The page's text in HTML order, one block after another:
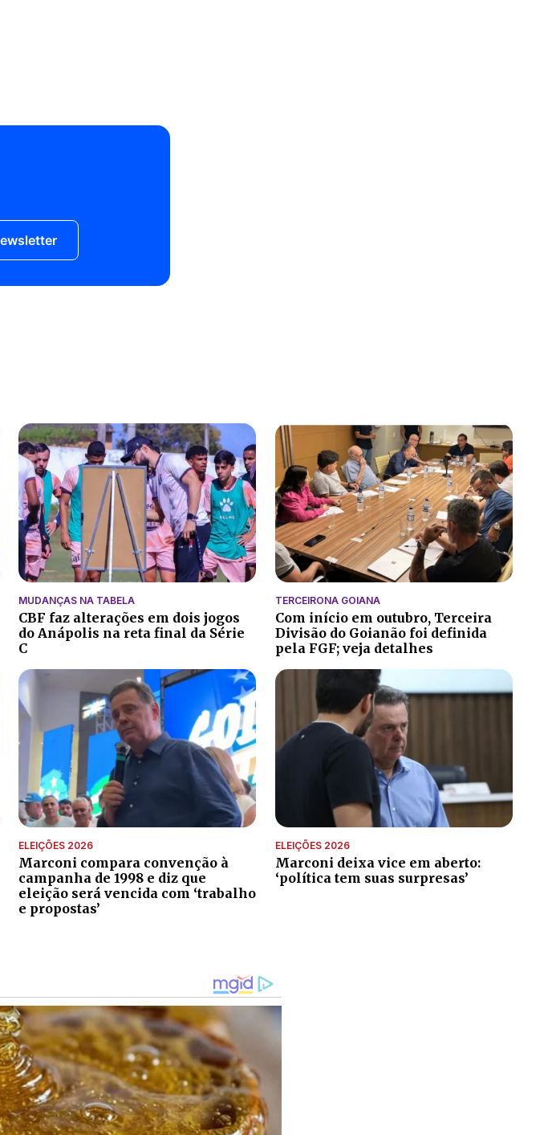
MUDANÇAS NA TABELA
CBF faz alterações em dois jogos
do Anápolis na reta final da Série
C
TERCEIRONA GOIANA
Com início em outubro, Terceira
Divisão do Goianão foi definida
pela FGF; veja detalhes
ELEIÇÕES 2026
Marconi compara convenção à
campanha de 1998 e diz que
eleição será vencida com ‘trabalho
e propostas’
ELEIÇÕES 2026
Marconi deixa vice em aberto:
‘política tem suas surpresas’